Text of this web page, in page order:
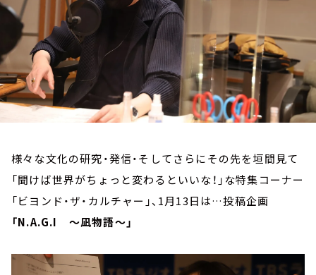
様々な文化の研究・発信・そしてさらにその先を垣間見て
「聞けば世界がちょっと変わるといいな！」な特集コーナー
「ビヨンド・ザ・カルチャー」、1月13日は…投稿企画
「N.A.G.I ～凪物語～」